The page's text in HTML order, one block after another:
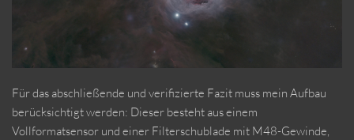
Für das abschließende und verifizierte Fazit muss mein Aufbau
berücksichtigt werden: Dieser besteht aus einem
Vollformatsensor und einer Filterschublade mit M48-Gewinde,